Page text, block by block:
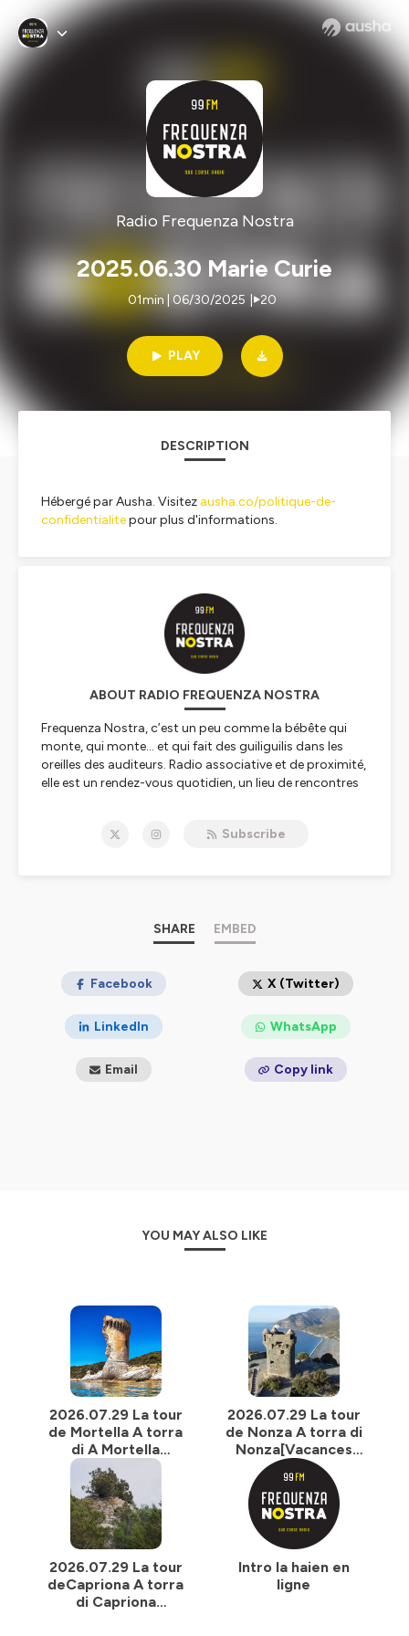
Radio Frequenza Nostra
2025.06.30 Marie Curie
01min | 06/30/2025 20
PLAY
DESCRIPTION
Hébergé par Ausha. Visitez ausha.co/politique-de-
confidentialitepour plus d'informations.
ABOUT RADIO FREQUENZA NOSTRA
Frequenza Nostra, c’est un peu comme la bébête qui
monte, qui monte… et qui fait des guiliguilis dans les
oreilles des auditeurs. Radio associative et de proximité,
elle est un rendez-vous quotidien, un lieu de rencontres
disserte – en français ou en corse – sur l’environnement,
situation de handicap ou en perte d’autonomie, les
enfants et toutes celles et ceux que la vie a fragilisés.
confidentialite
pour plus d'informations.
Subscribe
SHARE EMBED
Facebook X (Twitter)
LinkedIn WhatsApp
Email Copy link
YOU MAY ALSO LIKE
2026.07.29 La tour
de Mortella A torra
di A Mortella
[Vacances
apprenantes 2026]
2026.07.29 La tour
de Nonza A torra di
Nonza[Vacances
apprenantes 2026]
2026.07.29 La tour
deCapriona A torra
di Capriona
Intro la haien en
ligne